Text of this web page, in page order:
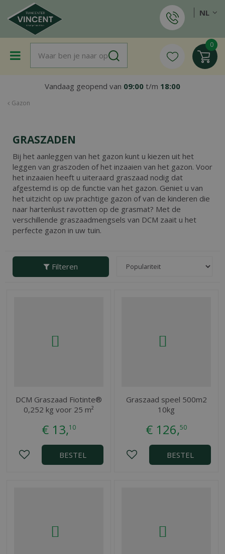
a
Gazon
Vandaag geopend van 09:00 t/m 18:00
NL
GRASZADEN
Bij het aanleggen van het gazon kunt u kiezen uit het
leggen van graszoden of het inzaaien van het gazon. Voor
het inzaaien heeft u uiteraard graszaad nodig dat
afgestemd is op de functie van het gazon. Geniet u van
het uitzicht op uw prachtige gazon of van de kinderen die
naar hartenlust ravotten op de grasmat? Met de
verschillende graszaadmengsels van DCM zaait u het
perfecte gazon in uw tuin.
Filteren
DCM Graszaad Fiotinte®
0,252 kg voor 25 m²
€ 13,10
BESTEL
Graszaad speel 500m2
10kg
€ 126,50
BESTEL